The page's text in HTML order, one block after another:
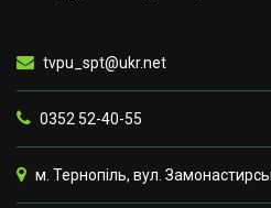
tvpu_spt@ukr.net
0352 52-40-55
м. Тернопіль, вул.